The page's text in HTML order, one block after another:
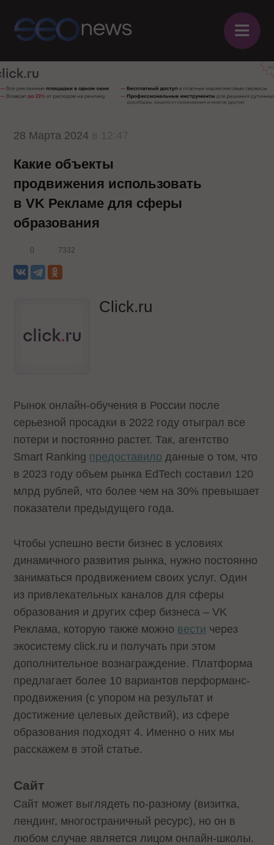
≡
28 Марта 2024
Какие объекты
продвижения использовать
в VK Рекламе для сферы
образования
0 7332
Click.ru
Рынок онлайн-обучения в России после
серьезной просадки в 2022 году отыграл все
потери и постоянно растет. Так, агентство
Smart Ranking предоставило данные о том, что
в 2023 году объем рынка EdTech составил 120
млрд рублей, что более чем на 30% превышает
показатели предыдущего года.
Чтобы успешно вести бизнес в условиях
динамичного развития рынка, нужно постоянно
заниматься продвижением своих услуг. Один
из привлекательных каналов для сферы
образования и других сфер бизнеса – VK
Реклама, которую также можно вести через
экосистему click.ru и получать при этом
дополнительное вознаграждение. Платформа
предлагает более 10 вариантов перформанс-
продвижения (с упором на результат и
достижение целевых действий), из сфере
образования подходят 4. Именно о них мы
расскажем в этой статье.
Сайт
Сайт может выглядеть по-разному (визитка,
лендинг, многостраничный ресурс), но он в
любом случае является лицом онлайн-школы.